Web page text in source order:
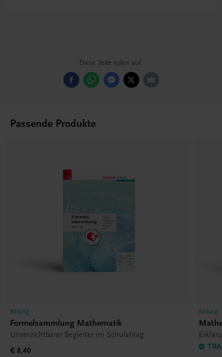
Diese Seite teilen auf:
Passende Produkte
Bildung
Formelsammlung Mathematik
Unverzichtbarer Begleiter im Schulalltag
€ 8,40
Bildung